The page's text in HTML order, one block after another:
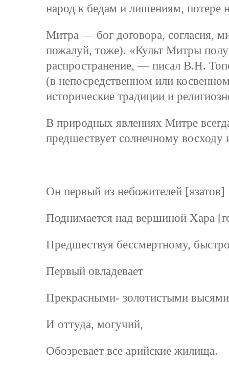
народ к бедам и лишениям, потере
Митра — бог договора, согласия,
пожалуй, тоже). «Культ Митры
распространение, — писал В.Н.
(в непосредственном или
исторические традиции и
В природных явлениях Митре
предшествует солнечному восходу
Он первый из небожителей [язатов]
Поднимается над вершиной Хара
Предшествуя бессмертному,
Первый овладевает
Прекрасными- золотистыми высями
И оттуда, могучий,
Обозревает все арийские жилища.